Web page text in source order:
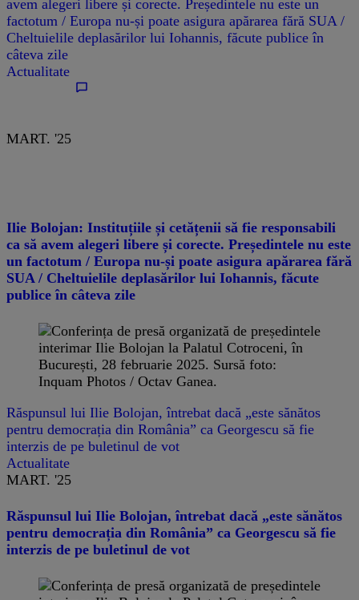
avem alegeri libere și corecte. Președintele nu este un
factotum / Europa nu-și poate asigura apărarea fără SUA /
Cheltuielile deplasărilor lui Iohannis, făcute publice în
câteva zile
Actualitate
MART. '25
Ilie Bolojan: Instituțiile și cetățenii să fie responsabili
ca să avem alegeri libere și corecte. Președintele nu este
un factotum / Europa nu-și poate asigura apărarea fără
SUA / Cheltuielile deplasărilor lui Iohannis, făcute
publice în câteva zile
Răspunsul lui Ilie Bolojan, întrebat dacă „este sănătos
pentru democrația din România” ca Georgescu să fie
interzis de pe buletinul de vot
Actualitate
MART. '25
Răspunsul lui Ilie Bolojan, întrebat dacă „este sănătos
pentru democrația din România” ca Georgescu să fie
interzis de pe buletinul de vot